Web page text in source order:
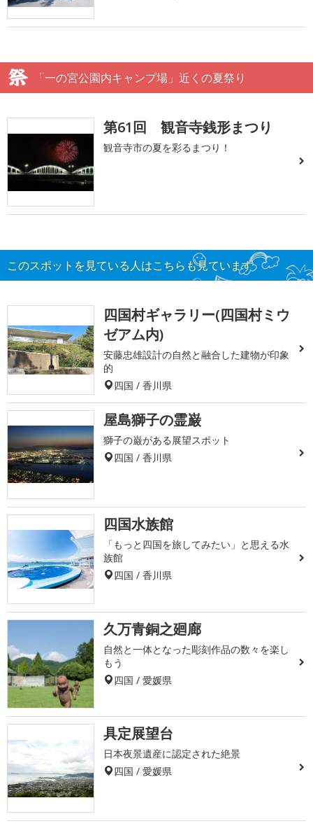
「一の宮公園内キャンプ場」近くの夏祭り
第61回 観音寺銭形まつり
観音寺市の夏を彩るまつり！
このスポットを見ている人はこちらも見ています
四国村ギャラリー(四国村ミウ
ゼアム内)
安藤忠雄設計の自然と融合した建物が印象
的
四国 / 香川県
屋島獅子の霊巌
獅子の巌がある展望スポット
四国 / 香川県
四国水族館
「もっと四国を旅してみたい」と思える水
族館
四国 / 香川県
久万青銅之廻廊
自然と一体となった彫刻作品の数々を楽し
もう
四国 / 愛媛県
具定展望台
日本夜景遺産に認定された絶景
四国 / 愛媛県